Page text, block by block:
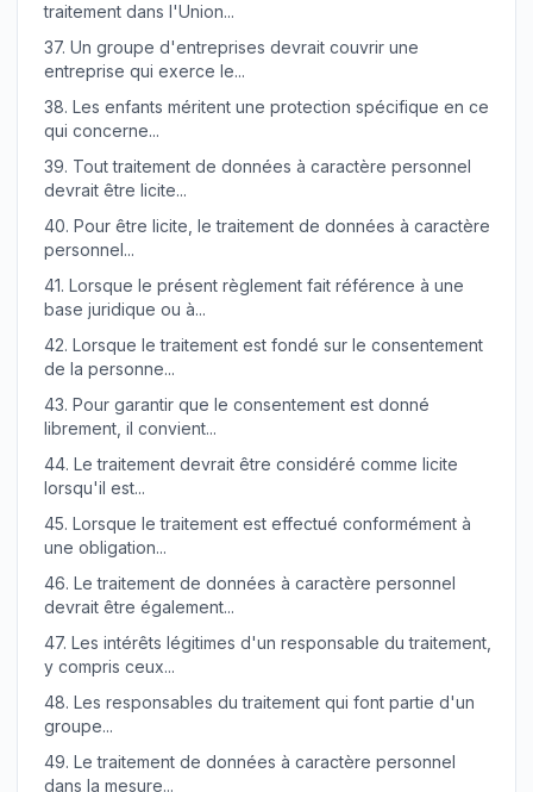
traitement dans l'Union...
37. Un groupe d'entreprises devrait couvrir une
entreprise qui exerce le...
38. Les enfants méritent une protection spécifique en ce
qui concerne...
39. Tout traitement de données à caractère personnel
devrait être licite...
40. Pour être licite, le traitement de données à caractère
personnel...
41. Lorsque le présent règlement fait référence à une
base juridique ou à...
42. Lorsque le traitement est fondé sur le consentement
de la personne...
43. Pour garantir que le consentement est donné
librement, il convient...
44. Le traitement devrait être considéré comme licite
lorsqu'il est...
45. Lorsque le traitement est effectué conformément à
une obligation...
46. Le traitement de données à caractère personnel
devrait être également...
47. Les intérêts légitimes d'un responsable du traitement,
y compris ceux...
48. Les responsables du traitement qui font partie d'un
groupe...
49. Le traitement de données à caractère personnel
dans la mesure...